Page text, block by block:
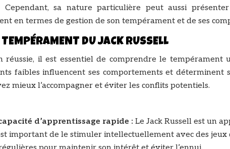
Cependant, sa nature particulière peut aussi
en termes de gestion de son tempérament et de ses
TEMPÉRAMENT DU JACK RUSSELL
réussie, il est essentiel de comprendre le tempérament
faibles influencent ses comportements et déterminent
mieux l’accompagner et éviter les conflits potentiels.
d’apprentissage rapide : Le Jack Russell est un
important de le stimuler intellectuellement avec des jeux